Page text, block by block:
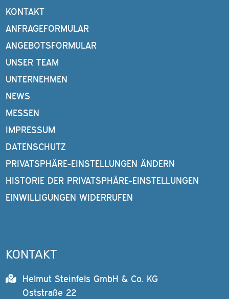
KONTAKT
ANFRAGEFORMULAR
ANGEBOTSFORMULAR
UNSER TEAM
UNTERNEHMEN
NEWS
MESSEN
IMPRESSUM
DATENSCHUTZ
PRIVATSPHÄRE-EINSTELLUNGEN ÄNDERN
HISTORIE DER PRIVATSPHÄRE-EINSTELLUNGEN
EINWILLIGUNGEN WIDERRUFEN
KONTAKT
Helmut Steinfels GmbH & Co. KG
Oststraße 22